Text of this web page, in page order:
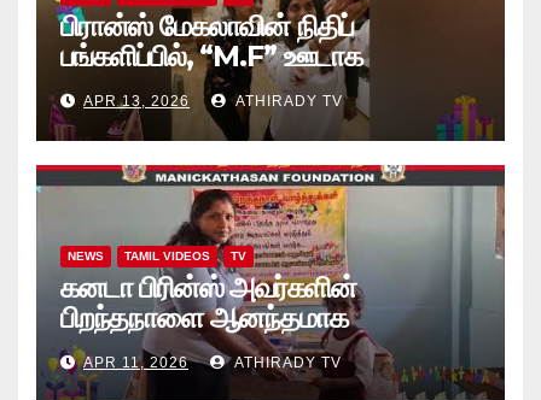
பிரான்ஸ் மேகலாவின் நிதிப்
பங்களிப்பில், “M.F” ஊடாக
“கற்றலுக்கான அப்பியாசக்
கொப்பிகள்” வழங்கல் வீடியோ
APR 13, 2026 ATHIRADY TV
NEWS TAMIL VIDEOS TV
கனடா பிரின்ஸ் அவர்களின்
பிறந்தநாளை ஆனந்தமாக
கொண்டாடினார்கள் தாயக உறவுகள்..
(வீடியோ)
APR 11, 2026 ATHIRADY TV